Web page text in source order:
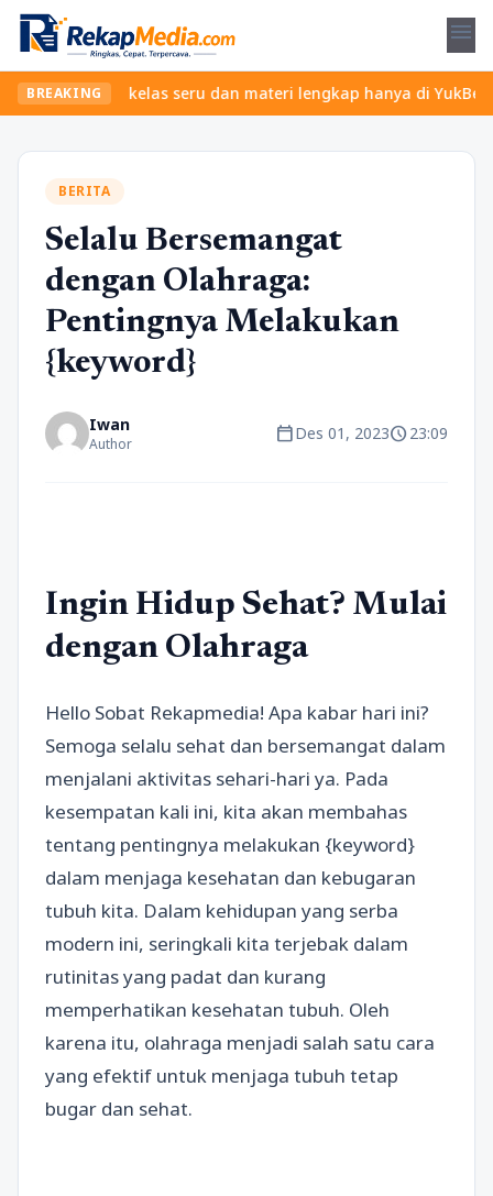
menu
BREAKING
kelas seru dan materi lengkap hanya di
BERITA
Selalu Bersemangat
dengan Olahraga:
Pentingnya Melakukan
{keyword}
Iwan
Author calendar_todayDes 01, 2023schedule23:09
Ingin Hidup Sehat? Mulai
dengan Olahraga
Hello Sobat Rekapmedia! Apa kabar hari ini?
Semoga selalu sehat dan bersemangat dalam
menjalani aktivitas sehari-hari ya. Pada
kesempatan kali ini, kita akan membahas
tentang pentingnya melakukan {keyword}
dalam menjaga kesehatan dan kebugaran
tubuh kita. Dalam kehidupan yang serba
modern ini, seringkali kita terjebak dalam
rutinitas yang padat dan kurang
memperhatikan kesehatan tubuh. Oleh
karena itu, olahraga menjadi salah satu cara
yang efektif untuk menjaga tubuh tetap
bugar dan sehat.